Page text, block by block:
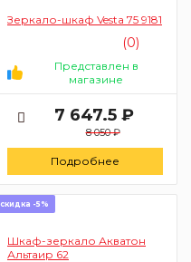
Зеркало-шкаф Vesta 75 9181
(0)
Представлен в
магазине
7 647.5 ₽
8 050 ₽
Подробнее
скидка -5%
Шкаф-зеркало Акватон
Альтаир 62